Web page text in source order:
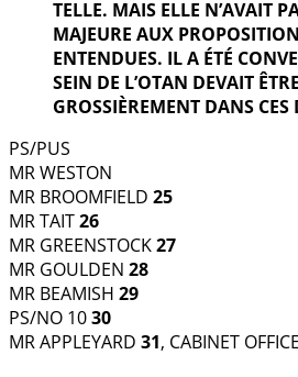
TELLE. MAIS ELLE N’AVAIT
MAJEURE AUX
ENTENDUES. IL A ÉTÉ
SEIN DE L’OTAN DEVAIT
GROSSIÈREMENT DANS CES
PS/PUS
MR WESTON
MR BROOMFIELD 25
MR TAIT26
MR GREENSTOCK27
MR GOULDEN 28
MR BEAMISH 29
PS/NO 1030
MR APPLEYARD 31, CABINET OFFICE